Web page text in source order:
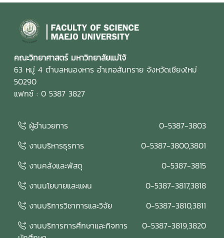
คณะวิทยาศาสตร์ มหาวิทยาลัยแม่โจ้
63 หมู่ 4 ตำบลหนองหาร อำเภอสันทราย จังหวัดเชียงใหม่
50290
แฟกซ์ : 0 5387 3827
ผู้อำนวยการ
0-5387-3803
งานบริหารธุรการ
0-5387-3800,3801
งานคลังและพัสดุ
0-5387-3815
งานนโยบายและแผน
0-5387-3817,3818
งานบริการวิชาการและวิจัย
0-5387-3810,3811
งานบริการการศึกษาและกิจการ
0-5387-3819,3820